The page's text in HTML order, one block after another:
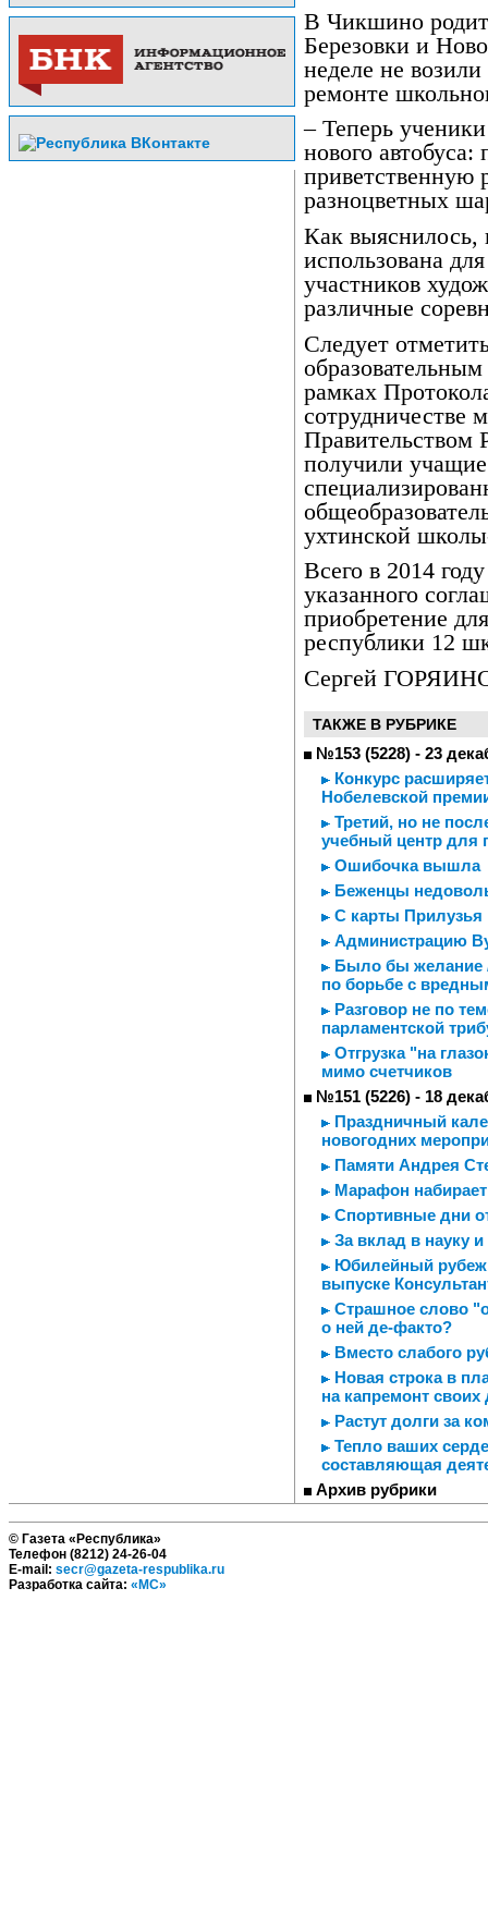
В Чикшино
Березовки и
неделе не
ремонте
– Теперь ученики
нового
приветственную
разноцветных
Как выяснилось,
использована
участников
различные
Следует
рамках
Правительством
получили
ухтинской
Всего в 2014
указанного
приобретение
республики 12
Сергей
ТАКЖЕ В РУБРИКЕ
№153 (5228) - 23
Конкурс
Нобелевской
Третий, но не
учебный центр для
Ошибочка вышла
Беженцы
С карты Прилузья
Администрацию
Было бы желание /
по борьбе с
Разговор не по
парламентской
Отгрузка "на
мимо счетчиков
№151 (5226) - 18
Праздничный
новогодних
Памяти Андрея
Марафон
Спортивные дни
За вклад в науку
Юбилейный рубеж
выпуске
Страшное слово
о ней де-факто?
Вместо слабого
Новая строка в
на капремонт
Растут долги за
Тепло ваших
составляющая
Архив рубрики
© Газета «Республика»
Телефон (8212) 24-26-04
E-mail: secr@gazeta-respublika.ru
Разработка сайта: «МС»